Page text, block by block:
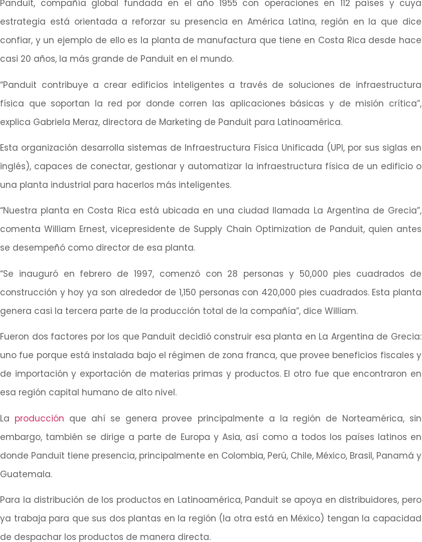
Panduit, compañía global fundada en el año 1955 con operaciones en 112 países y cuya
estrategia está orientada a reforzar su presencia en América Latina, región en la que dice
confiar, y un ejemplo de ello es la planta de manufactura que tiene en Costa Rica desde hace
casi 20 años, la más grande de Panduit en el mundo.
“Panduit contribuye a crear edificios inteligentes a través de soluciones de infraestructura
física que soportan la red por donde corren las aplicaciones básicas y de misión crítica”,
explica Gabriela Meraz, directora de Marketing de Panduit para Latinoamérica.
Esta organización desarrolla sistemas de Infraestructura Física Unificada (UPI, por sus siglas en
inglés), capaces de conectar, gestionar y automatizar la infraestructura física de un edificio o
una planta industrial para hacerlos más inteligentes.
“Nuestra planta en Costa Rica está ubicada en una ciudad llamada La Argentina de Grecia”,
comenta William Ernest, vicepresidente de Supply Chain Optimization de Panduit, quien antes
se desempeñó como director de esa planta.
“Se inauguró en febrero de 1997, comenzó con 28 personas y 50,000 pies cuadrados de
construcción y hoy ya son alrededor de 1,150 personas con 420,000 pies cuadrados. Esta planta
genera casi la tercera parte de la producción total de la compañía”, dice William.
Fueron dos factores por los que Panduit decidió construir esa planta en La Argentina de Grecia:
uno fue porque está instalada bajo el régimen de zona franca, que provee beneficios fiscales y
de importación y exportación de materias primas y productos. El otro fue que encontraron en
esa región capital humano de alto nivel.
La producción que ahí se genera provee principalmente a la región de Norteamérica, sin
embargo, también se dirige a parte de Europa y Asia, así como a todos los países latinos en
donde Panduit tiene presencia, principalmente en Colombia, Perú, Chile, México, Brasil, Panamá y
Guatemala.
Para la distribución de los productos en Latinoamérica, Panduit se apoya en distribuidores, pero
ya trabaja para que sus dos plantas en la región (la otra está en México) tengan la capacidad
de despachar los productos de manera directa.